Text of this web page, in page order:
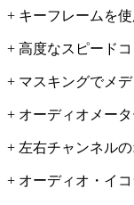
+ キーフレームを
+ 高度なスピード
+ マスキングでメ
+ オーディオメータ
+ 左右チャンネル
+ オーディオ・イコ